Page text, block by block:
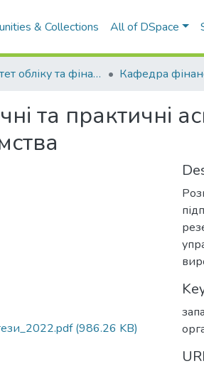
& Collections All of DSpace
Факультет обліку та фінансів
та практичні
(986.26 KB)
URI